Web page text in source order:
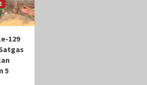
129
5